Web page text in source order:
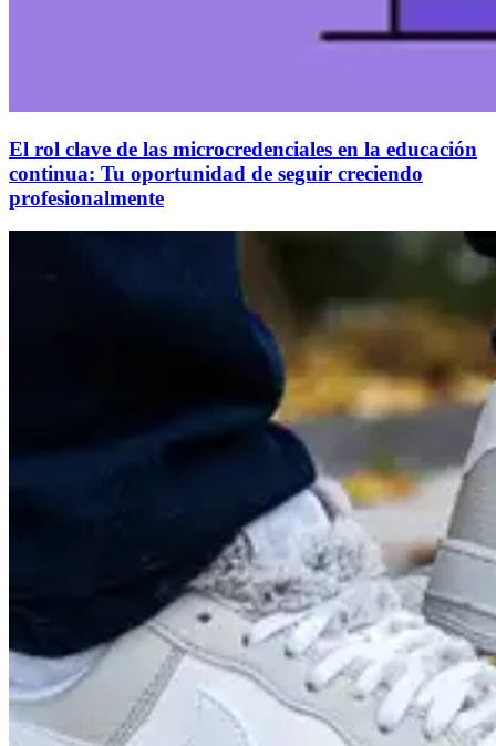
El rol clave de las microcredenciales en la educación
continua: Tu oportunidad de seguir creciendo
profesionalmente